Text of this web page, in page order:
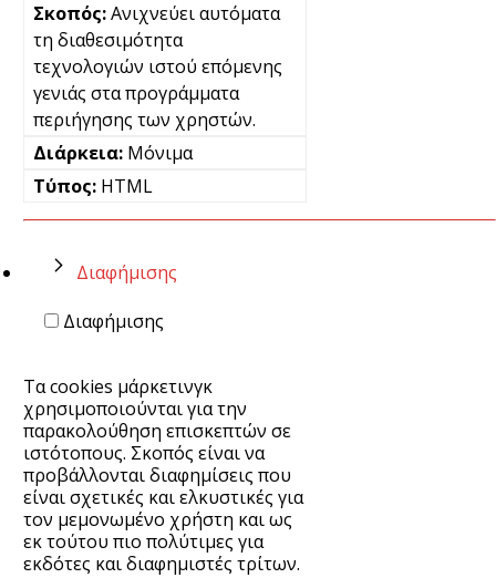
Ανιχνεύει αυτόματα
τη διαθεσιμότητα
τεχνολογιών ιστού επόμενης
γενιάς στα προγράμματα
περιήγησης των χρηστών.
Μόνιμα
HTML
Διαφήμισης
Διαφήμισης
Τα cookies μάρκετινγκ
χρησιμοποιούνται για την
παρακολούθηση επισκεπτών σε
ιστότοπους. Σκοπός είναι να
προβάλλονται διαφημίσεις που
είναι σχετικές και ελκυστικές για
τον μεμονωμένο χρήστη και ως
εκ τούτου πιο πολύτιμες για
εκδότες και διαφημιστές τρίτων.